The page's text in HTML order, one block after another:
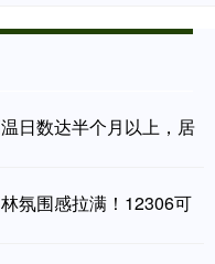
日数达半个月以上，居
氛围感拉满！12306可